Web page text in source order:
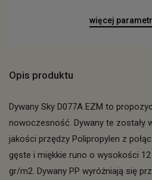
więcej
Opis produktu
Dywany Sky D077A EZM to
nowoczesność. Dywany te zostały
jakości przędzy Polipropylen z
gęste i miękkie runo o wysokości
gr/m2. Dywany PP wyróżniają się